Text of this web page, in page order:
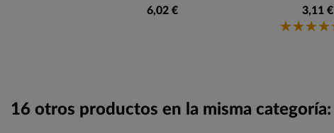
6,02 €
3,11 €
16 otros productos en la misma categoría: